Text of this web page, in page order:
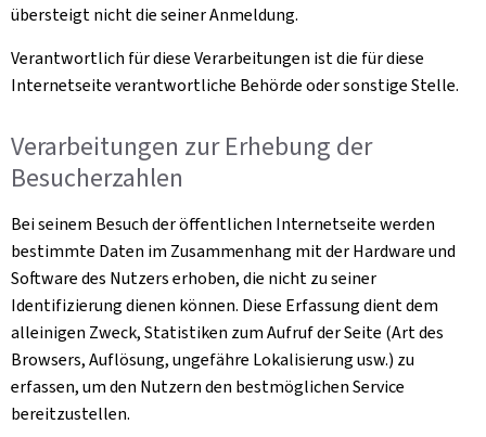
übersteigt nicht die seiner Anmeldung.
Verantwortlich für diese Verarbeitungen ist die für diese
Internetseite verantwortliche Behörde oder sonstige Stelle.
Verarbeitungen zur Erhebung der
Besucherzahlen
Bei seinem Besuch der öffentlichen Internetseite werden
bestimmte Daten im Zusammenhang mit der Hardware und
Software des Nutzers erhoben, die nicht zu seiner
Identifizierung dienen können. Diese Erfassung dient dem
alleinigen Zweck, Statistiken zum Aufruf der Seite (Art des
Browsers, Auflösung, ungefähre Lokalisierung usw.) zu
erfassen, um den Nutzern den bestmöglichen Service
bereitzustellen.